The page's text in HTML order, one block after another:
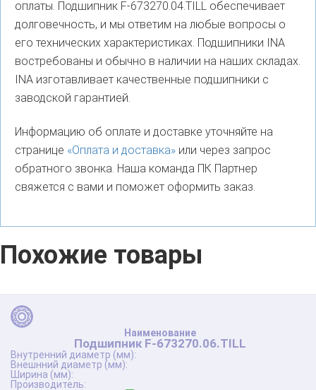
оплаты. Подшипник F-673270.04.TILL обеспечивает
долговечность, и мы ответим на любые вопросы о
его технических характеристиках. Подшипники INA
востребованы и обычно в наличии на наших складах.
INA изготавливает качественные подшипники с
заводской гарантией.
Информацию об оплате и доставке уточняйте на
странице «Оплата и доставка» или через запрос
обратного звонка. Наша команда ПК Партнер
свяжется с вами и поможет оформить заказ.
Похожие товары
Подшипник F-673270.06.TILL